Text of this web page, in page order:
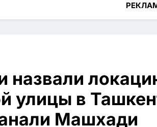
назвали
улицы в
Машхади